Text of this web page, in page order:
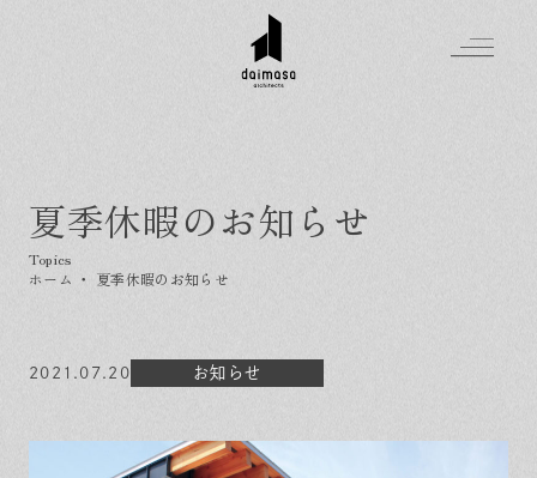
夏季休暇のお知らせ
ホーム ・ 夏季休暇のお知らせ
2021.07.20 お知らせ
Greeting
はじめましての方へ
Made in DAIMASA
オーダーメイドの住まい
住まいの特性
施工実績
イベントを探す
Topics
イベント
会社概要